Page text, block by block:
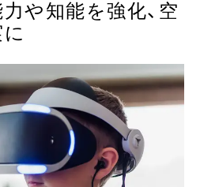
や知能を強化、空